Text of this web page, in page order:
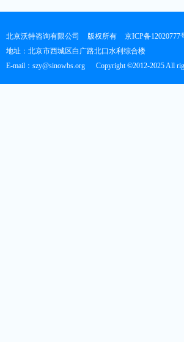
北京沃特咨询有限公司 版权所有 京ICP备12020777
地址：北京市西城区白广路北口水利综合楼
E-mail：szy@sinowbs.org
Copyright ©2012-2025 All